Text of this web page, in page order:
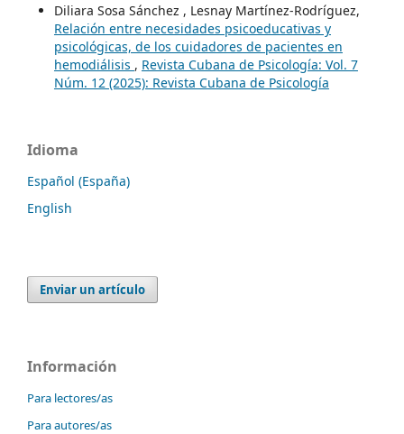
Diliara Sosa Sánchez , Lesnay Martínez-Rodríguez,
Relación entre necesidades psicoeducativas y
psicológicas, de los cuidadores de pacientes en
hemodiálisis , Revista Cubana de Psicología: Vol. 7
Núm. 12 (2025): Revista Cubana de Psicología
Idioma
Español (España)
English
Enviar un artículo
Información
Para lectores/as
Para autores/as